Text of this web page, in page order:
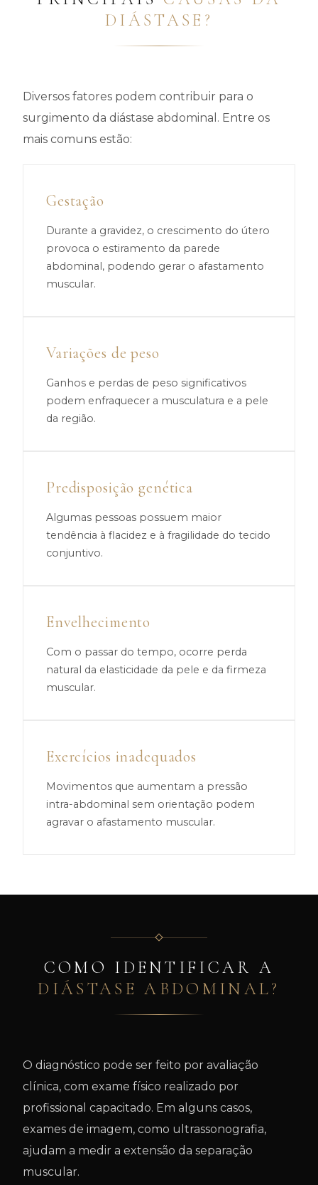
DIÁSTASE?
Diversos fatores podem contribuir para o
surgimento da diástase abdominal. Entre os
mais comuns estão:
Gestação
Durante a gravidez, o crescimento do útero
provoca o estiramento da parede
abdominal, podendo gerar o afastamento
muscular.
Variações de peso
Ganhos e perdas de peso significativos
podem enfraquecer a musculatura e a pele
da região.
Predisposição genética
Algumas pessoas possuem maior
tendência à flacidez e à fragilidade do tecido
conjuntivo.
Envelhecimento
Com o passar do tempo, ocorre perda
natural da elasticidade da pele e da firmeza
muscular.
Exercícios inadequados
Movimentos que aumentam a pressão
intra-abdominal sem orientação podem
agravar o afastamento muscular.
COMO IDENTIFICAR A
DIÁSTASE ABDOMINAL?
O diagnóstico pode ser feito por avaliação
clínica, com exame físico realizado por
profissional capacitado. Em alguns casos,
exames de imagem, como ultrassonografia,
ajudam a medir a extensão da separação
muscular.